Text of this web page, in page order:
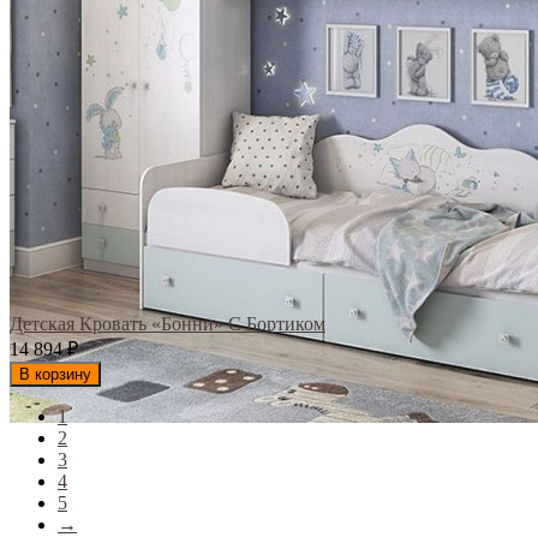
Детская Кровать «Бонни» С Бортиком
14 894₽
В корзину
1
2
3
4
5
→